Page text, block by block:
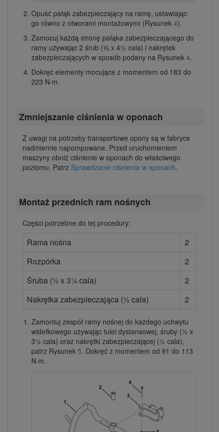
Opuść pałąk zabezpieczający na ramę, ustawiając
go równo z otworami montażowymi (Rysunek 4).
Zamocuj każdą stronę pałąka zabezpieczającego do
ramy używając 2 śrub (⅝ x 4½ cala) i nakrętek
zabezpieczających w sposób podany na Rysunek 4.
Dokręć elementy mocujące z momentem od 183 do
223 N∙m.
Zmniejszanie ciśnienia w oponach
Z uwagi na potrzeby transportowe opony są w fabryce
nadmiernie napompowane. Przed uruchomieniem
maszyny obniż ciśnienie w oponach do właściwego
poziomu. Patrz Sprawdzanie ciśnienia w oponach.
Montaż przednich ram nośnych
Części potrzebne do tej procedury:
Rama nośna
2
Rozpórka
2
Śruba (½ x 3¼ cala)
2
Nakrętka zabezpieczająca (½ cala)
2
Zamontuj zespół ramy nośnej do każdego uchwytu
widełkowego używając tulei dystansowej, śruby (½ x
3¼ cala) oraz nakrętki zabezpieczającej (½ cala),
patrz Rysunek 5. Dokręć z momentem od 91 do 113
N·m.